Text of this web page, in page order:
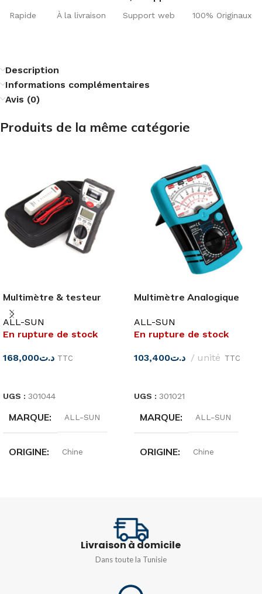
Rapide À la livraison Support web 100% Originaux
Description
Informations complémentaires
Avis (0)
Produits de la même catégorie
Multimètre & testeur
réseau EM3641 ALL-SUN
ALL-SUN
En rupture de stock
د.ت168,000
TTC
UGS : 301044
MARQUE ALL-SUN
ORIGINE Chine
Multimètre Analogique
ALL-SUN
En rupture de stock
د.ت103,400 unité TTC
UGS : 301021
MARQUE ALL-SUN
ORIGINE Chine
COURANT A
10 mA à 10 A CA/CC
Livraison à domicile
Dans toute la Tunisie